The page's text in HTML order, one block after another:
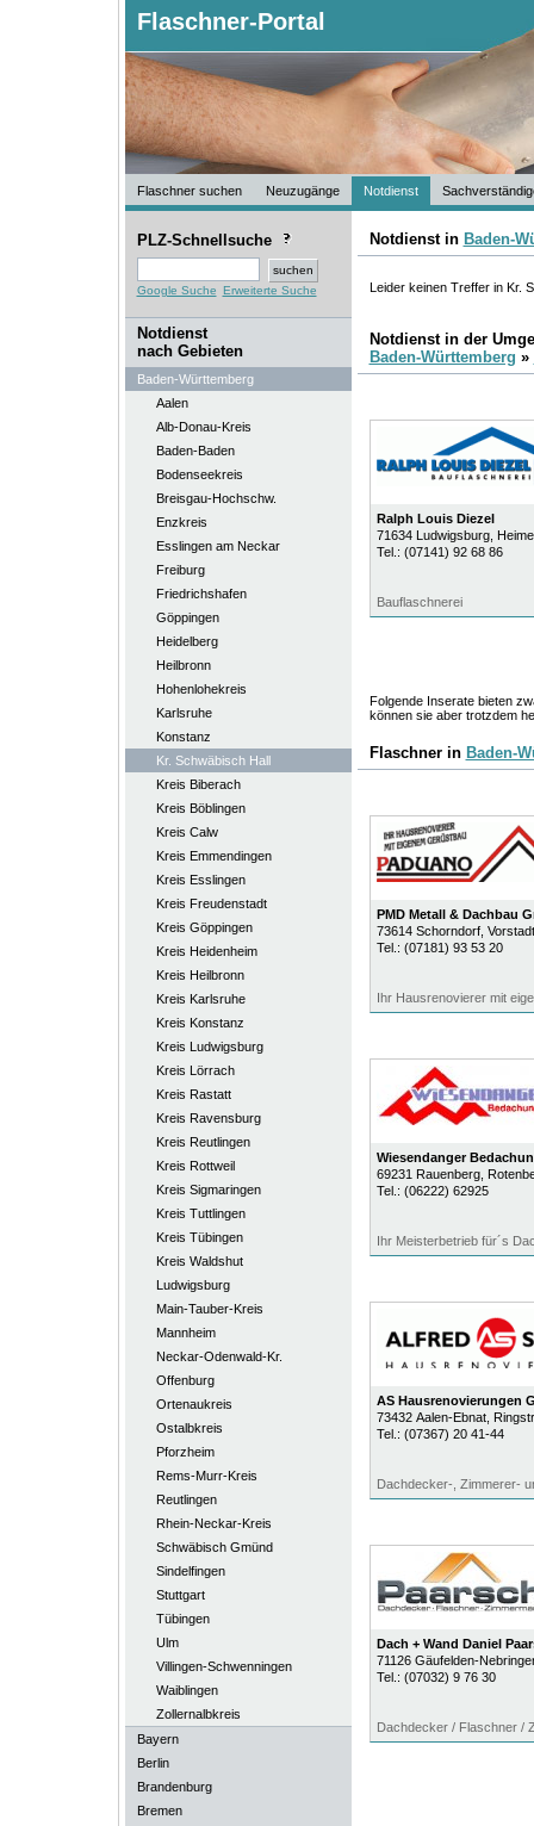
Flaschner-Portal
Flaschner suchen Neuzugänge Notdienst
PLZ-Schnellsuche
Google Suche Erweiterte Suche
Notdienst
nach Gebieten
Baden-Württemberg
Aalen
Alb-Donau-Kreis
Baden-Baden
Bodenseekreis
Breisgau-Hochschw.
Enzkreis
Esslingen am Neckar
Freiburg
Friedrichshafen
Göppingen
Heidelberg
Heilbronn
Hohenlohekreis
Karlsruhe
Konstanz
Kr. Schwäbisch Hall
Kreis Biberach
Kreis Böblingen
Kreis Calw
Kreis Emmendingen
Kreis Esslingen
Kreis Freudenstadt
Kreis Göppingen
Kreis Heidenheim
Kreis Heilbronn
Kreis Karlsruhe
Kreis Konstanz
Kreis Ludwigsburg
Kreis Lörrach
Kreis Rastatt
Kreis Ravensburg
Kreis Reutlingen
Kreis Rottweil
Kreis Sigmaringen
Kreis Tuttlingen
Kreis Tübingen
Kreis Waldshut
Ludwigsburg
Main-Tauber-Kreis
Mannheim
Neckar-Odenwald-Kr.
Offenburg
Ortenaukreis
Ostalbkreis
Pforzheim
Rems-Murr-Kreis
Reutlingen
Rhein-Neckar-Kreis
Schwäbisch Gmünd
Sindelfingen
Stuttgart
Tübingen
Ulm
Villingen-Schwenningen
Waiblingen
Zollernalbkreis
Bayern
Berlin
Brandenburg
Bremen
Notdienst in Baden-
Leider keinen Treffer in Kr.
Notdienst in der
Baden-Württemberg »
Ralph Louis Diezel
71634 Ludwigsburg,
Tel.: (07141) 92 68 86
Bauflaschnerei
Folgende Inserate bieten
können sie aber trotzdem
Flaschner in Baden-
PMD Metall & Dachbau
73614 Schorndorf,
Tel.: (07181) 93 53 20
Ihr Hausrenovierer mit
Wiesendanger
69231 Rauenberg,
Tel.: (06222) 62925
Ihr Meisterbetrieb für´s
AS Hausrenovierungen
73432 Aalen-Ebnat,
Tel.: (07367) 20 41-44
Dachdecker-, Zimmerer-
Dach + Wand Daniel
71126 Gäufelden-
Tel.: (07032) 9 76 30
Dachdecker / Flaschner /